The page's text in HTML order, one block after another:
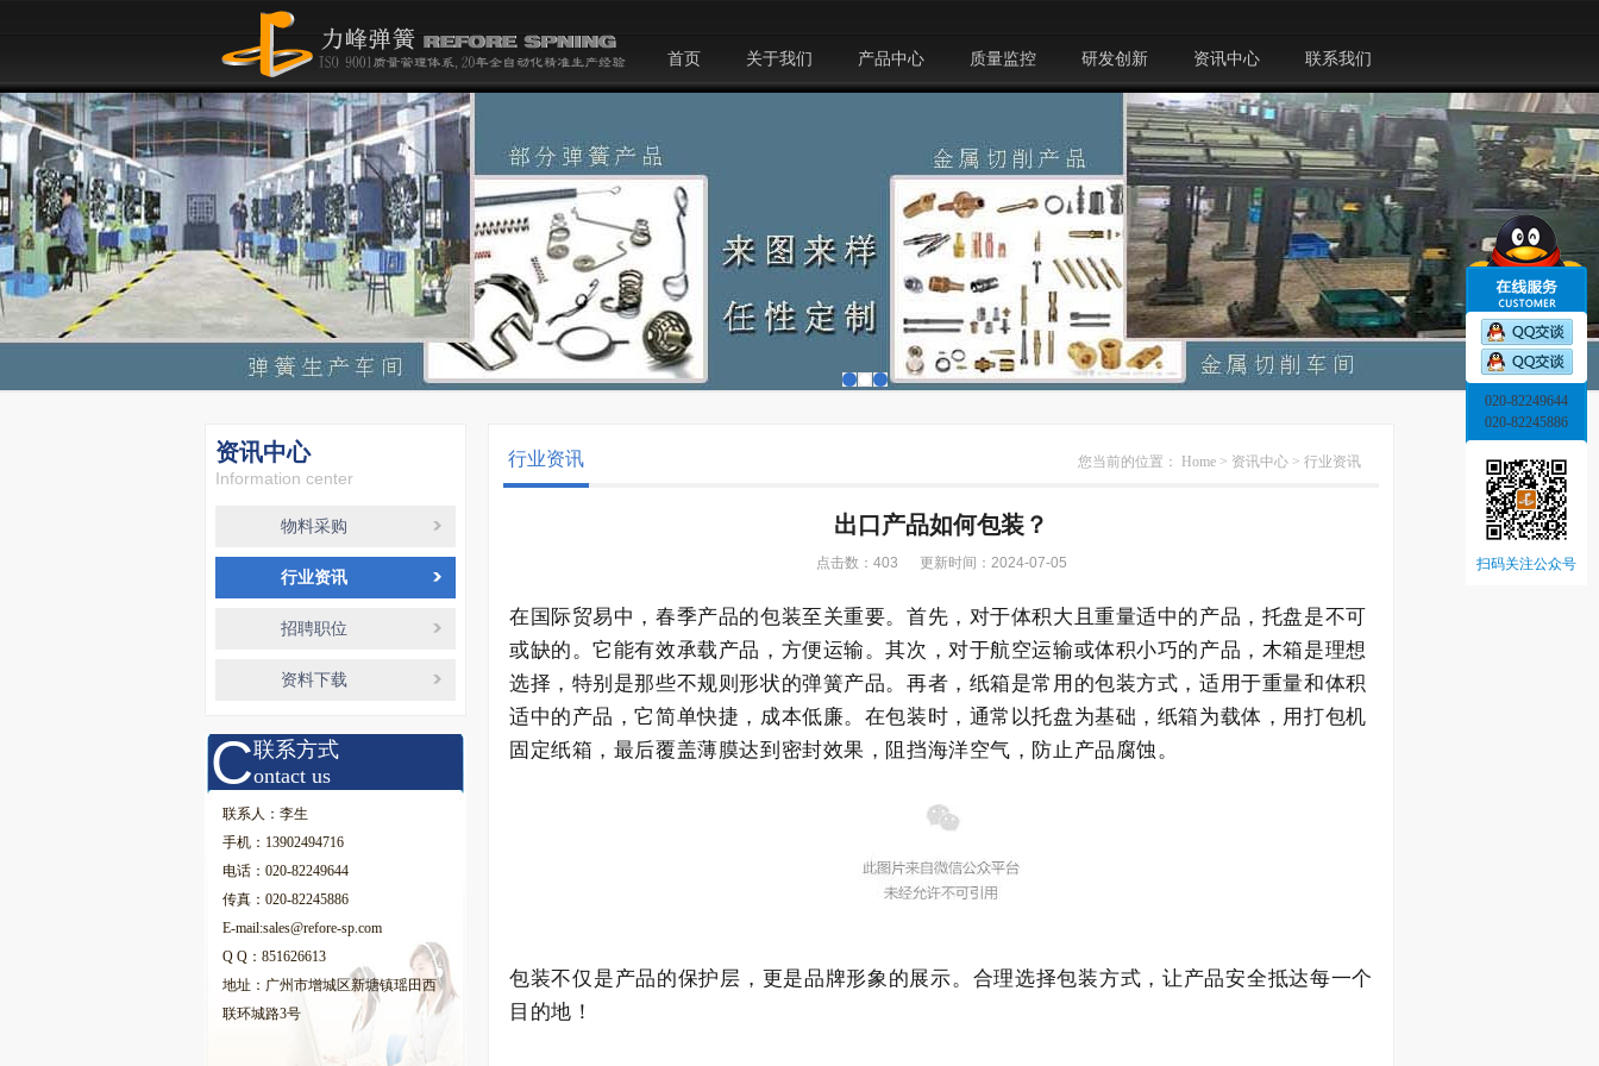
首页 关于我们 产品中心 质量监控 研发创新 资讯中心 联系我们
资讯中心
Information center
物料采购
行业资讯
招聘职位
资料下载
C联系方式
ontact us
联系人：李生
手机：13902494716
电话：020-82249644
传真：020-82245886
E-mail:sales@refore-sp.com
Q Q：851626613
地址：广州市增城区新塘镇瑶田西
联环城路3号
行业资讯 您当前的位置： Home > 资讯中心 > 行业资讯
出口产品如何包装？
点击数： 403 更新时间：2024-07-05
在国际贸易中，春季产品的包装至关重要。 首先，对于体积大且重量适中的产品，托盘是不可
或缺的。它能有效承载产品，方便运输。其次，对于航空运输或体积小巧的产品，木箱是理想
选择，特别是那些不规则形状的弹簧产品。 再者，纸箱是常用的包装方式，适用于重量和体积
适中的产品，它简单快捷，成本低廉。 在包装时，通常以托盘为基础，纸箱为载体，用打包机
固定纸箱，最后覆盖薄膜达到密封效果，阻挡海洋空气，防止产品腐蚀。
包装不仅是产品的保护层，更是品牌形象的展示。合理选择包装方式，让产品安全抵达每一个
目的地！
020-82249644
020-82245886
扫码关注公众号